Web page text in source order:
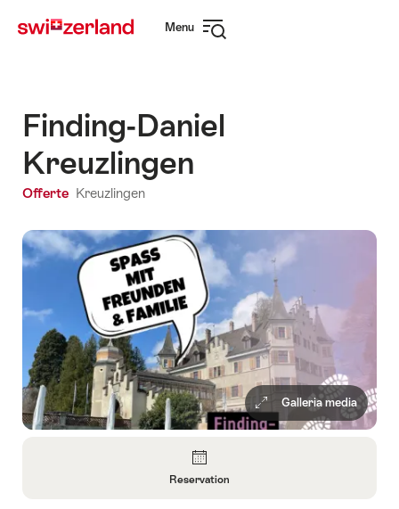
rapida
Menu
Finding-Daniel
Kreuzlingen
Offerte Kreuzlingen
Galleria media
Reservation